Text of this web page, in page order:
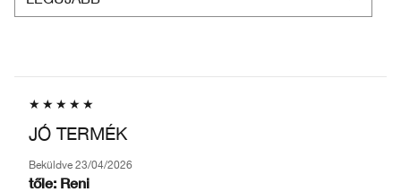
JÓ TERMÉK
Beküldve 23/04/2026
tőle: Reni